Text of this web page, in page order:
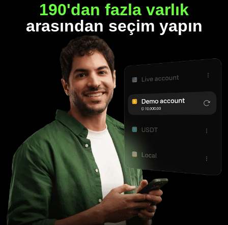
190'dan fazla varlık
arasından seçim yapın